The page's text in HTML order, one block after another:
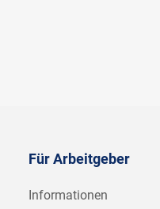
Für Arbeitgeber
Informationen